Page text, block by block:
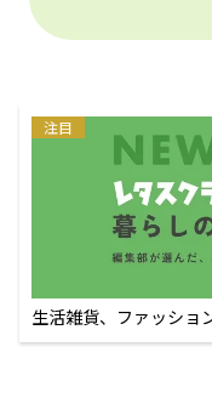
注目
生活雑貨、ファッショ
えるECサイト